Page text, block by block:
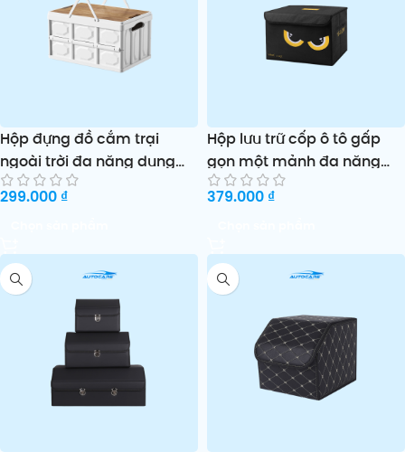
Hộp đựng đồ cắm trại
ngoài trời đa năng dung
tích lớn có nắp xách tay
299.000 ₫
Hộp lưu trữ cốp ô tô gấp
gọn một mảnh đa năng
tiện lợi để sắp xếp đồ
379.000 ₫